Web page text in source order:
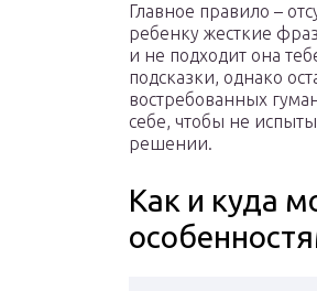
Главное правило –
ребенку жесткие
и не подходит она
подсказки, однако
востребованных
себе, чтобы не
решении.
Как и куда